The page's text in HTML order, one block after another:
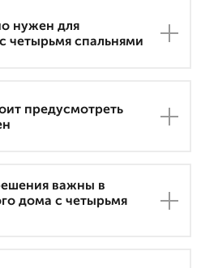
нужен для
четырьмя спальнями
предусмотреть
важны в
дома с четырьмя